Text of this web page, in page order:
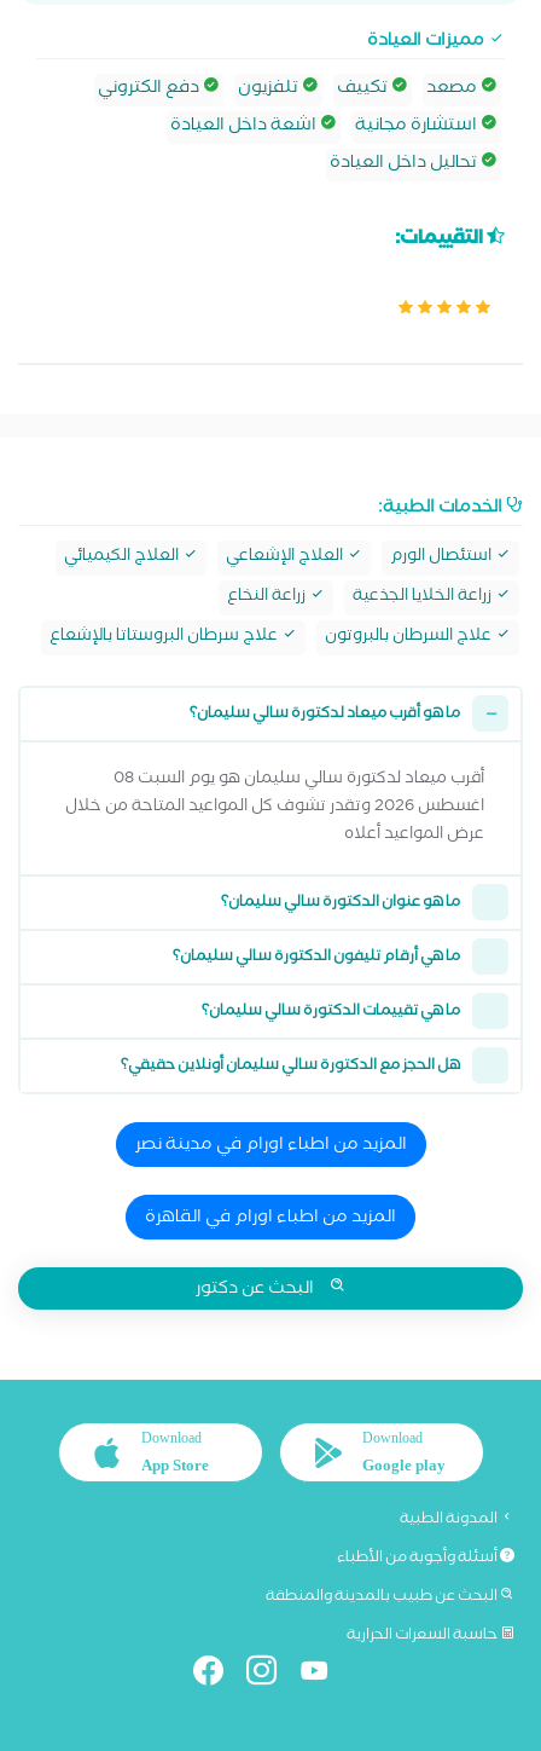
مميزات العيادة
مصعد
تكييف تلفزيون
دفع الكتروني
استشارة مجانية
اشعة داخل العيادة
تحاليل داخل العيادة
التقييمات:
الخدمات الطبية:
استئصال الورم العلاج الإشعاعي
العلاج الكيميائي
زراعة الخلايا الجذعية
زراعة النخاع
علاج السرطان بالبروتون
علاج سرطان البروستاتا بالإشعاع
ما هو أقرب ميعاد لدكتورة سالي سليمان؟
أقرب ميعاد لدكتورة سالي سليمان هو يوم السبت 08
اغسطس 2026 وتقدر تشوف كل المواعيد المتاحة من خلال
عرض المواعيد أعلاه
ما هو عنوان الدكتورة سالي سليمان؟
ما هي أرقام تليفون الدكتورة سالي سليمان؟
ما هي تقييمات الدكتورة سالي سليمان؟
هل الحجز مع الدكتورة سالي سليمان أونلاين حقيقي؟
المزيد من اطباء اورام في مدينة نصر
المزيد من اطباء اورام في القاهرة
البحث عن دكتور
Download
Google play
Download
App Store
المدونة الطبية
أسئلة وأجوبة من الأطباء
البحث عن طبيب بالمدينة والمنطقة
حاسبة السعرات الحرارية